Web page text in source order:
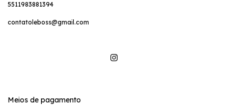
5511983881394
contatoleboss@gmail.com
Meios de pagamento